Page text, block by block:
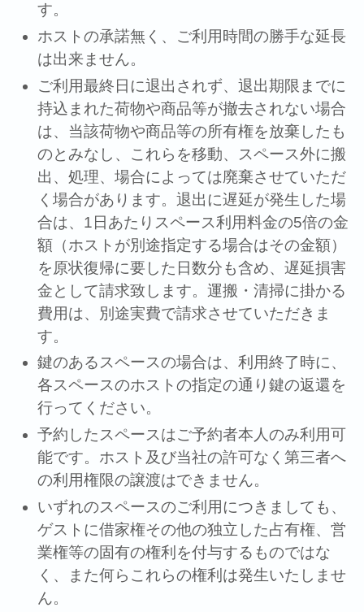
す。
ホストの承諾無く、ご利⽤時間の勝⼿な延⻑
は出来ません。
ご利⽤最終⽇に退出されず、退出期限までに
持込まれた荷物や商品等が撤去されない場合
は、当該荷物や商品等の所有権を放棄したも
のとみなし、これらを移動、スペース外に搬
出、処理、場合によっては廃棄させていただ
く場合があります。退出に遅延が発⽣した場
合は、1⽇あたりスペース利⽤料⾦の5倍の⾦
額（ホストが別途指定する場合はその⾦額）
を原状復帰に要した⽇数分も含め、遅延損害
⾦として請求致します。運搬・清掃に掛かる
費⽤は、別途実費で請求させていただきま
す。
鍵のあるスペースの場合は、利⽤終了時に、
各スペースのホストの指定の通り鍵の返還を
⾏ってください。
予約したスペースはご予約者本⼈のみ利⽤可
能です。ホスト及び当社の許可なく第三者へ
の利⽤権限の譲渡はできません。
いずれのスペースのご利⽤につきましても、
ゲストに借家権その他の独⽴した占有権、営
業権等の固有の権利を付与するものではな
く、また何らこれらの権利は発⽣いたしませ
ん。